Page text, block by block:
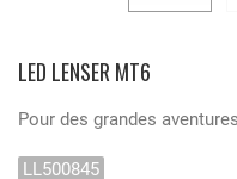
LED LENSER MT6
Pour des grandes
LL500845